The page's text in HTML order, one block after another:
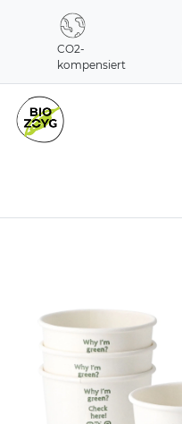
CO2-
kompensiert